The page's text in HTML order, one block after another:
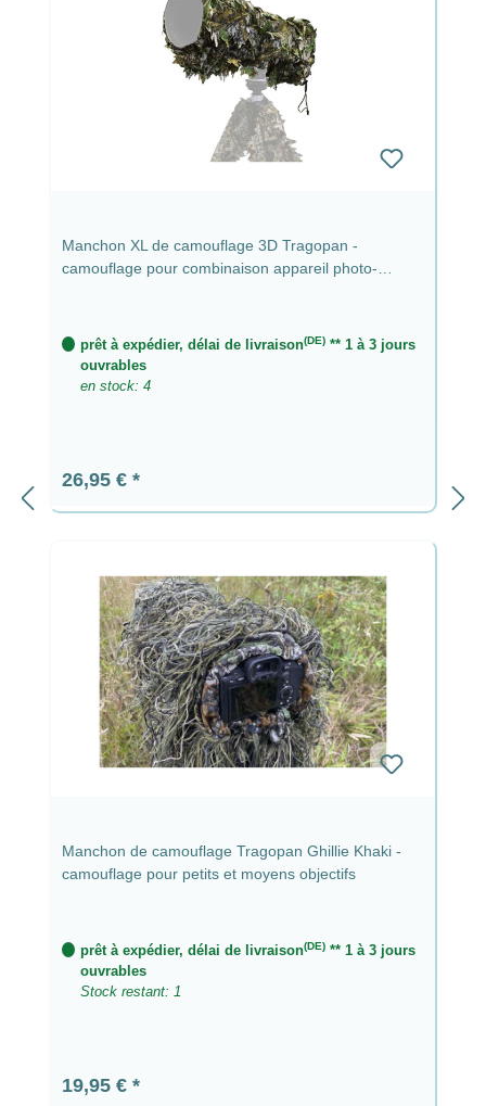
Manchon XL de camouflage 3D Tragopan -
camouflage pour combinaison appareil photo-
prêt à expédier, délai de livraison(DE)** 1 à 3 jours
ouvrables
en stock: 4
Prix régulier :
26,95 €
Manchon de camouflage Tragopan Ghillie Khaki -
camouflage pour petits et moyens objectifs
prêt à expédier, délai de livraison(DE)** 1 à 3 jours
ouvrables
Stock restant: 1
Prix régulier :
19,95 €